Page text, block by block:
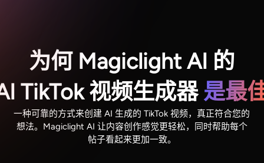
为何 Magiclight AI 的
TikTok 视频生成器是最
一种可靠的方式来创建 AI 生成的 TikTok 视频，真正符合您的
想法。Magiclight AI 让内容创作感觉更轻松，同时帮助每个
帖子看起来更加一致。